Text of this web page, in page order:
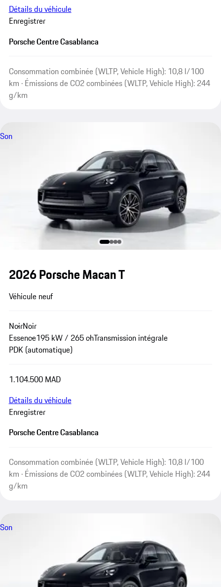
Détails du véhicule
Enregistrer
Porsche Centre Casablanca
Consommation combinée (WLTP, Vehicle High): 10,8 l/100
km · Émissions de CO2 combinées (WLTP, Vehicle High): 244
g/km
Son
2026 Porsche Macan T
Véhicule neuf
NoirNoir
Essence195 kW / 265 chTransmission intégrale
PDK (automatique)
1.104.500 MAD
Détails du véhicule
Enregistrer
Porsche Centre Casablanca
Consommation combinée (WLTP, Vehicle High): 10,8 l/100
km · Émissions de CO2 combinées (WLTP, Vehicle High): 244
g/km
Son